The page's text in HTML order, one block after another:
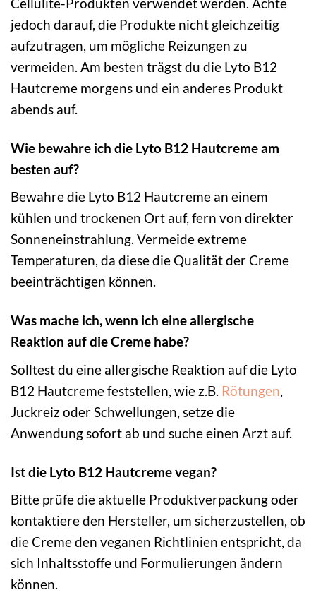
jedoch darauf, die Produkte nicht gleichzeitig
aufzutragen, um mögliche Reizungen zu
vermeiden. Am besten trägst du die Lyto B12
Hautcreme morgens und ein anderes Produkt
abends auf.
Wie bewahre ich die Lyto B12 Hautcreme am
besten auf?
Bewahre die Lyto B12 Hautcreme an einem
kühlen und trockenen Ort auf, fern von direkter
Sonneneinstrahlung. Vermeide extreme
Temperaturen, da diese die Qualität der Creme
beeinträchtigen können.
Was mache ich, wenn ich eine allergische
Reaktion auf die Creme habe?
Solltest du eine allergische Reaktion auf die Lyto
B12 Hautcreme feststellen, wie z.B. Rötungen,
Juckreiz oder Schwellungen, setze die
Anwendung sofort ab und suche einen Arzt auf.
Ist die Lyto B12 Hautcreme vegan?
Bitte prüfe die aktuelle Produktverpackung oder
kontaktiere den Hersteller, um sicherzustellen, ob
die Creme den veganen Richtlinien entspricht, da
sich Inhaltsstoffe und Formulierungen ändern
können.